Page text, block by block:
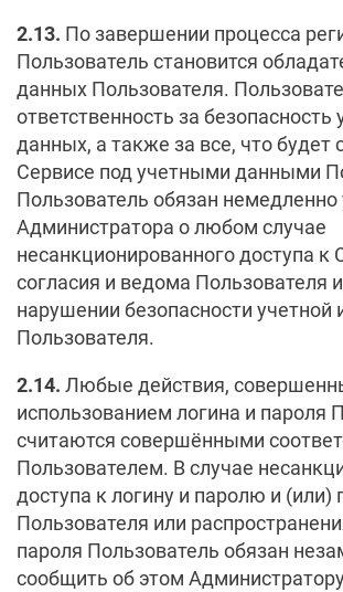
2.13. По завершении процесса
Пользователь становится
данных Пользователя.
ответственность за безопасность
данных, а также за все, что будет
Сервисе под учетными данными
Пользователь обязан
Администратора о любом случае
несанкционированного доступа к
согласия и ведома Пользователя
нарушении безопасности
Пользователя.
2.14. Любые действия,
использованием логина и пароля
считаются совершёнными
Пользователем. В случае
доступа к логину и паролю и
Пользователя или
пароля Пользователь обязан
сообщить об этом